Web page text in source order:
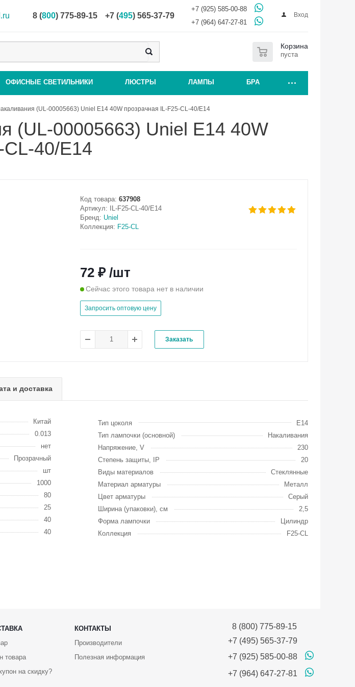
8 (800) 775-89-15 +7 (495) 565-37-79
+7 (925) 585-00-88
+7 (964) 647-27-81
Вход
Корзина
пуста
ОФИСНЫЕ СВЕТИЛЬНИКИ ЛЮСТРЫ ЛАМПЫ БРА
(UL-00005663) Uniel E14 40W прозрачная IL-F25-CL-40/E14
(UL-00005663) Uniel E14 40W
40/E14
Код товара: 637908
Артикул:
IL-F25-CL-40/E14
Бренд: Uniel
Коллекция: F25-CL
72 ₽ /шт
Сейчас этого товара нет в наличии
Запросить оптовую цену
Заказать
и доставка
Китай
0.013
нет
Прозрачный
шт
1000
80
25
40
40
Тип цоколя
E14
Тип лампочки (основной)
Накаливания
Напряжение, V
230
Степень защиты, IP
20
Виды материалов
Стеклянные
Материал арматуры
Металл
Цвет арматуры
Серый
Ширина (упаковки), см
2,5
Форма лампочки
Цилиндр
Коллекция
F25-CL
КОНТАКТЫ
товара
на скидку?
Производители
Полезная информация
8 (800) 775-89-15
+7 (495) 565-37-79
+7 (925) 585-00-88
+7 (964) 647-27-81